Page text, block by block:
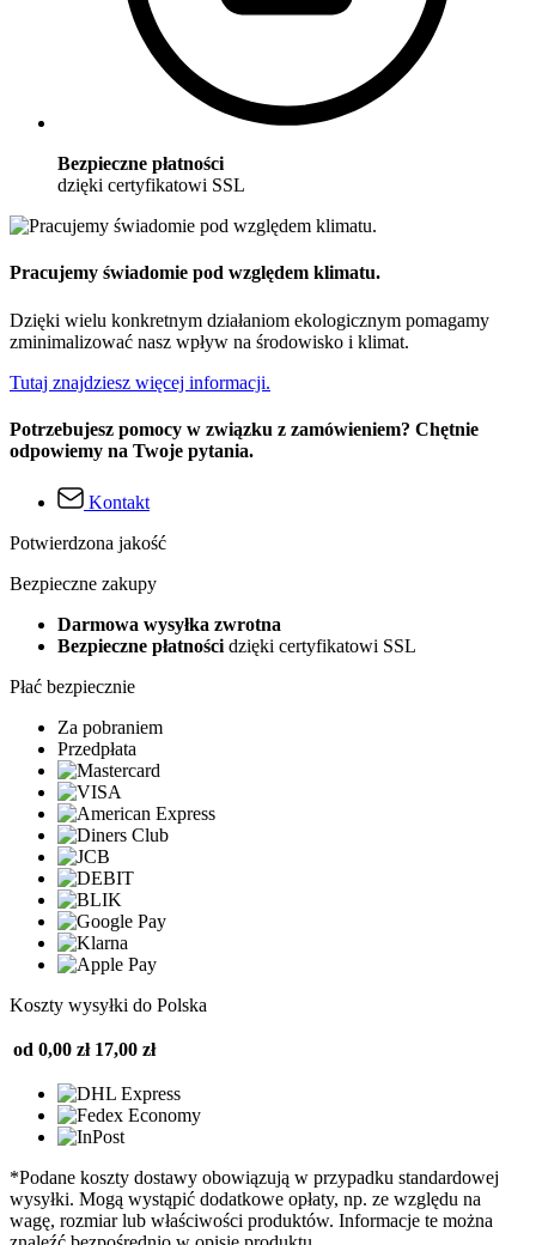
Bezpieczne płatności
dzięki certyfikatowi SSL
Pracujemy świadomie pod względem klimatu.
Dzięki wielu konkretnym działaniom ekologicznym pomagamy
zminimalizować nasz wpływ na środowisko i klimat.
Tutaj znajdziesz więcej informacji.
Potrzebujesz pomocy w związku z zamówieniem? Chętnie
odpowiemy na Twoje pytania.
Kontakt
Potwierdzona jakość
Bezpieczne zakupy
Darmowa wysyłka zwrotna
Bezpieczne płatności dzięki certyfikatowi SSL
Płać bezpiecznie
Za pobraniem
Przedpłata
Koszty wysyłki do Polska
od 0,00 zł 17,00 zł
*Podane koszty dostawy obowiązują w przypadku standardowej
wysyłki. Mogą wystąpić dodatkowe opłaty, np. ze względu na
wagę, rozmiar lub właściwości produktów. Informacje te można